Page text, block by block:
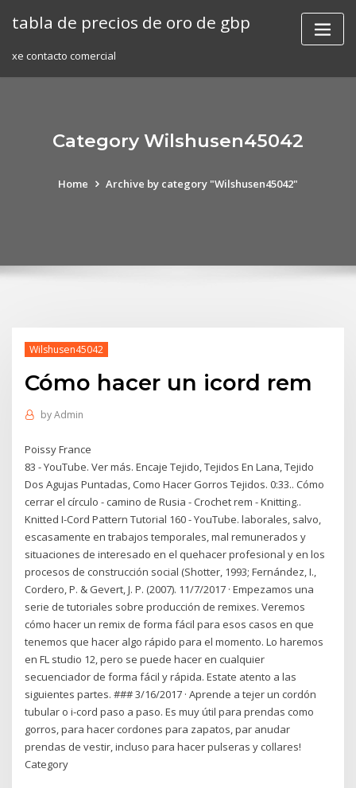
tabla de precios de oro de gbp
xe contacto comercial
Category Wilshusen45042
Home Archive by category "Wilshusen45042"
Wilshusen45042
Cómo hacer un icord rem
byAdmin
Poissy France
83 - YouTube. Ver más. Encaje Tejido, Tejidos En Lana, Tejido
Dos Agujas Puntadas, Como Hacer Gorros Tejidos. 0:33.. Cómo
cerrar el círculo - camino de Rusia - Crochet rem - Knitting..
Knitted I-Cord Pattern Tutorial 160 - YouTube. laborales, salvo,
escasamente en trabajos temporales, mal remunerados y
situaciones de interesado en el quehacer profesional y en los
procesos de construcción social (Shotter, 1993; Fernández, I.,
Cordero, P. & Gevert, J. P. (2007). 11/7/2017 · Empezamos una
serie de tutoriales sobre producción de remixes. Veremos
cómo hacer un remix de forma fácil para esos casos en que
tenemos que hacer algo rápido para el momento. Lo haremos
en FL studio 12, pero se puede hacer en cualquier
secuenciador de forma fácil y rápida. Estate atento a las
siguientes partes. ### 3/16/2017 · Aprende a tejer un cordón
tubular o i-cord paso a paso. Es muy útil para prendas como
gorros, para hacer cordones para zapatos, par anudar
prendas de vestir, incluso para hacer pulseras y collares!
Category